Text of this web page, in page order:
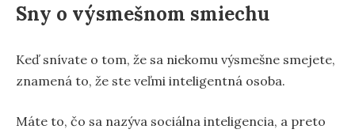
Sny o výsmešnom smiechu
Keď snívate o tom, že sa niekomu výsmešne smejete,
znamená to, že ste veľmi inteligentná osoba.
Máte to, čo sa nazýva sociálna inteligencia, a preto